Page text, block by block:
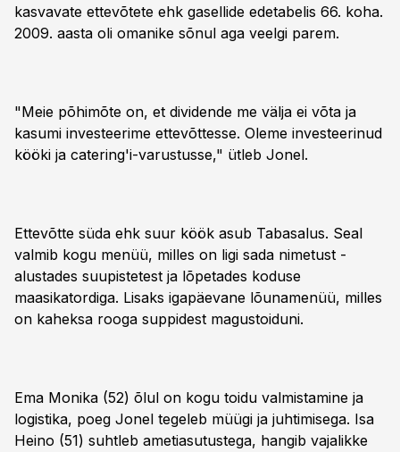
kasvavate ettevõtete ehk gasellide edetabelis 66. koha.
2009. aasta oli omanike sõnul aga veelgi parem.
"Meie põhimõte on, et dividende me välja ei võta ja
kasumi investeerime ettevõttesse. Oleme investeerinud
kööki ja catering'i-varustusse," ütleb Jonel.
Ettevõtte süda ehk suur köök asub Tabasalus. Seal
valmib kogu menüü, milles on ligi sada nimetust -
alustades suupistetest ja lõpetades koduse
maasikatordiga. Lisaks igapäevane lõunamenüü, milles
on kaheksa rooga suppidest magustoiduni.
Ema Monika (52) õlul on kogu toidu valmistamine ja
logistika, poeg Jonel tegeleb müügi ja juhtimisega. Isa
Heino (51) suhtleb ametiasutustega, hangib vajalikke